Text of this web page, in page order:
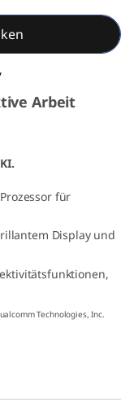
Arbeit
für
Display und
Technologies, Inc.